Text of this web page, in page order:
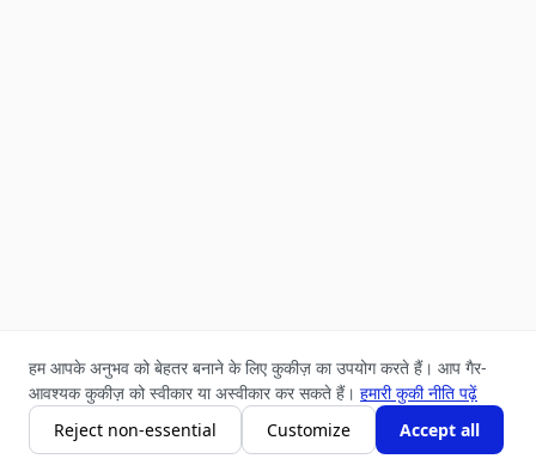
अभी खरीदें कार्ट में जोड़ें
हम आपके अनुभव को बेहतर बनाने के लिए कुकीज़ का उपयोग करते हैं। आप गैर-
आवश्यक कुकीज़ को स्वीकार या अस्वीकार कर सकते हैं। हमारी कुकी नीति पढ़ें
Reject non-essential
Customize Accept all